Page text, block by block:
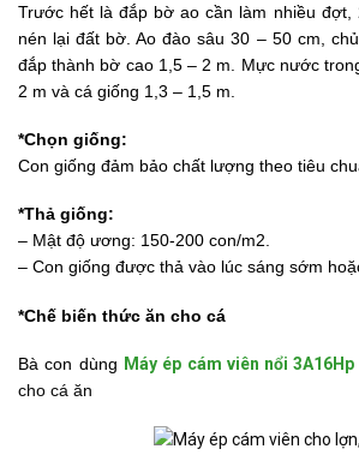
Trước hết là đắp bờ ao cần làm nhiều đợt,
nén lại đất bờ. Ao đào sâu 30 – 50 cm,
đắp thành bờ cao 1,5 – 2 m. Mực nước
2 m và cá giống 1,3 – 1,5 m.
*Chọn giống:
Con giống đảm bảo chất lượng theo tiêu
*Thả giống:
– Mật độ ương: 150-200 con/m2.
– Con giống được thả vào lúc sáng sớm
*Chế biến thức ăn cho cá
Bà con dùng Máy ép cám viên nổi 3A16Hp
cho cá ăn